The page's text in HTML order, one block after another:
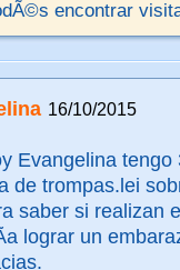
encontrar
16/10/2015
Evangelina
de trompas.lei
saber si realizan
lograr un